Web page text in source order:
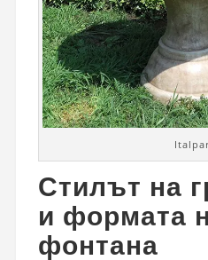
Стилът на
и формата
фонтана